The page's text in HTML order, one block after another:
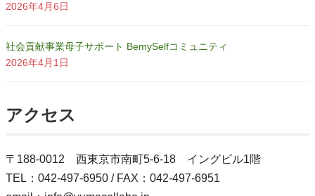
2026年4月6日
社会貢献事業母子サポート BemySelfコミュニティ
2026年4月1日
アクセス
〒188-0012 西東京市南町5-6-18 イングビル1階
TEL：042-497-6950 / FAX：042-497-6951